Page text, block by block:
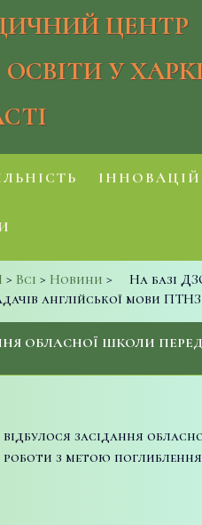
ЦЕНТР
У
> Всі > Новини >
На базі
англійської мови ПТНЗ
ОБЛАСНОЇ ШКОЛИ
засідання
з метою